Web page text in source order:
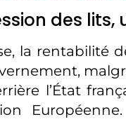
des lits,
la rentabilité
l’État